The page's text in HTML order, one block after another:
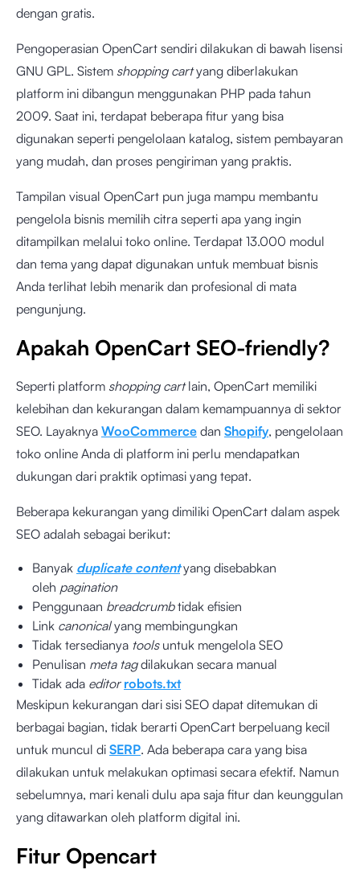
dengan gratis.
Pengoperasian OpenCart sendiri dilakukan di bawah lisensi
GNU GPL. Sistem shopping cartyang diberlakukan
platform ini dibangun menggunakan PHP pada tahun
2009. Saat ini, terdapat beberapa fitur yang bisa
digunakan seperti pengelolaan katalog, sistem pembayaran
yang mudah, dan proses pengiriman yang praktis.
Tampilan visual OpenCart pun juga mampu membantu
pengelola bisnis memilih citra seperti apa yang ingin
ditampilkan melalui toko online. Terdapat 13.000 modul
dan tema yang dapat digunakan untuk membuat bisnis
Anda terlihat lebih menarik dan profesional di mata
pengunjung.
Apakah OpenCart SEO-friendly?
Seperti platform shopping cartlain, OpenCart memiliki
kelebihan dan kekurangan dalam kemampuannya di sektor
SEO. Layaknya WooCommerce dan Shopify, pengelolaan
toko online Anda di platform ini perlu mendapatkan
dukungan dari praktik optimasi yang tepat.
Beberapa kekurangan yang dimiliki OpenCart dalam aspek
SEO adalah sebagai berikut:
Banyak duplicate contentyang disebabkan
oleh pagination
Penggunaan breadcrumbtidak efisien
Link canonicalyang membingungkan
Tidak tersedianya toolsuntuk mengelola SEO
Penulisan meta tagdilakukan secara manual
Tidak ada editor robots.txt
Meskipun kekurangan dari sisi SEO dapat ditemukan di
berbagai bagian, tidak berarti OpenCart berpeluang kecil
untuk muncul di SERP. Ada beberapa cara yang bisa
dilakukan untuk melakukan optimasi secara efektif. Namun
sebelumnya, mari kenali dulu apa saja fitur dan keunggulan
yang ditawarkan oleh platform digital ini.
Fitur Opencart